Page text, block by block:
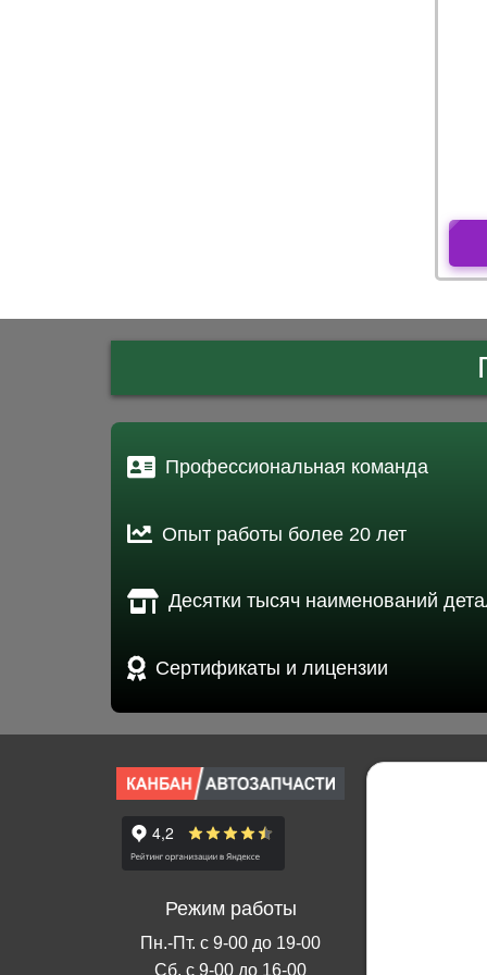
Профессиональная команда
Опыт работы более 20 лет
Десятки тысяч наименований
Сертификаты и лицензии
Режим работы
Пн.-Пт. с 9-00 до 19-00
Сб. с 9-00 до 16-00